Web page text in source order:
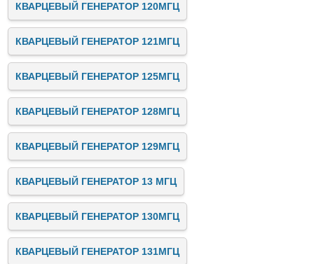
КВАРЦЕВЫЙ ГЕНЕРАТОР 120МГЦ
КВАРЦЕВЫЙ ГЕНЕРАТОР 121МГЦ
КВАРЦЕВЫЙ ГЕНЕРАТОР 125МГЦ
КВАРЦЕВЫЙ ГЕНЕРАТОР 128МГЦ
КВАРЦЕВЫЙ ГЕНЕРАТОР 129МГЦ
КВАРЦЕВЫЙ ГЕНЕРАТОР 13 МГЦ
КВАРЦЕВЫЙ ГЕНЕРАТОР 130МГЦ
КВАРЦЕВЫЙ ГЕНЕРАТОР 131МГЦ